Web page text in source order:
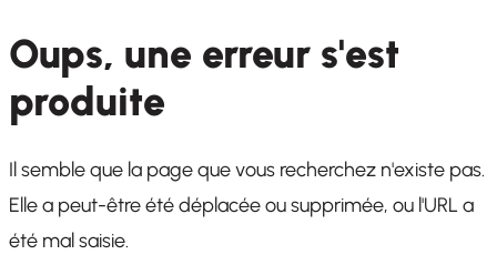
Oups, une erreur s'est
produite
Il semble que la page que vous recherchez n'existe pas.
Elle a peut-être été déplacée ou supprimée, ou l'URL a
été mal saisie.